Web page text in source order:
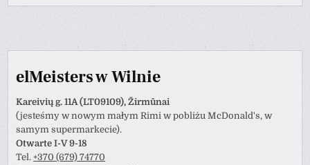
elMeisters w Wilnie
Kareivių g. 11A (LT09109), Žirmūnai
(jesteśmy w nowym małym Rimi w pobliżu McDonald's, w
samym supermarkecie).
Otwarte I-V 9-18
Tel.+370 (679) 74770